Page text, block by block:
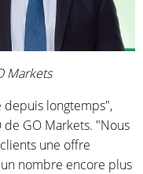
Markets
depuis longtemps",
GO Markets. "Nous
une offre
nombre encore plus